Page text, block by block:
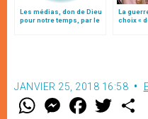
Les médias, don de Dieu
pour notre temps, par le
La
choix «
JANVIER 25, 2018 16:58
W M
e
F
a w